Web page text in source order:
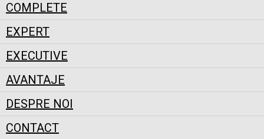
COMPLETE
EXPERT
EXECUTIVE
AVANTAJE
DESPRE NOI
CONTACT